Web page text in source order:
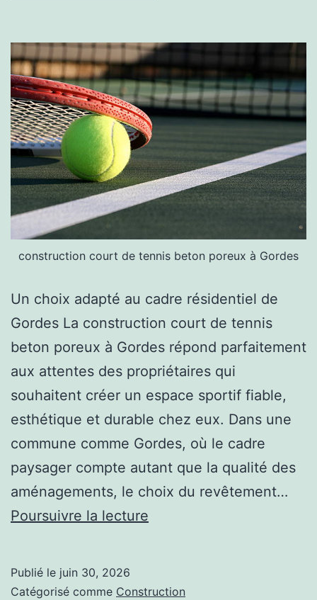
construction court de tennis beton poreux à Gordes
Un choix adapté au cadre résidentiel de
Gordes La construction court de tennis
beton poreux à Gordes répond parfaitement
aux attentes des propriétaires qui
souhaitent créer un espace sportif fiable,
esthétique et durable chez eux. Dans une
commune comme Gordes, où le cadre
paysager compte autant que la qualité des
aménagements, le choix du revêtement…
Poursuivre la lecture
construction
Publié le juin 30, 2026
Catégorisé comme Construction